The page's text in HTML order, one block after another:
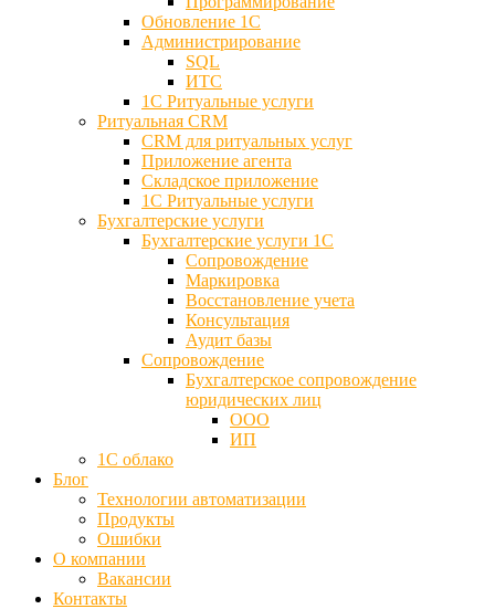
Обновление 1С
Администрирование
SQL
ИТС
1С Ритуальные услуги
Ритуальная CRM
CRM для ритуальных услуг
Приложение агента
Складское приложение
1С Ритуальные услуги
Бухгалтерские услуги
Бухгалтерские услуги 1С
Сопровождение
Маркировка
Восстановление учета
Консультация
Аудит базы
Cопровождение
Бухгалтерское сопровождение
юридических лиц
ООО
ИП
1С облако
Блог
Технологии автоматизации
Продукты
Ошибки
О компании
Вакансии
Контакты